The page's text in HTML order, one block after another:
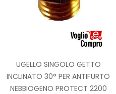
UGELLO SINGOLO GETTO
INCLINATO 30° PER ANTIFURTO
NEBBIOGENO PROTECT 2200